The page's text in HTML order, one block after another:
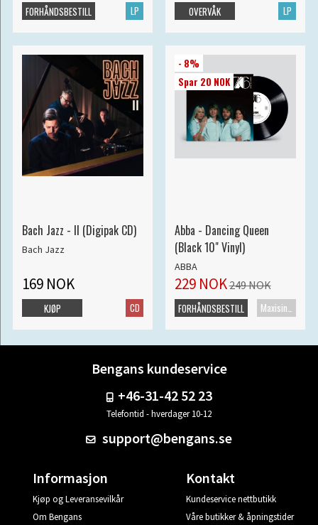
LP
FORHÅNDSBESTILL LP
OVERVÅK
Bach Jazz - II (Digipak CD)
Bach Jazz
169 NOK
CD
KJØP
- 8%
Spar 20 NOK
Abba - Dancing Queen
(Black 10" Vinyl)
ABBA
229 NOK249 NOK
FORHÅNDSBESTILL
Bengans kundeservice
+46-31-42 52 23
Telefontid - hverdager 10-12
support@bengans.se
Informasjon
Kjøp og Leveransevilkår
Om Bengans
Kontakt
Kundeservice nettbutikk
Våre butikker & åpningstider